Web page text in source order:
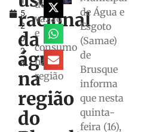
5,
2
0
2
4
racional
da
água
na
região
do
de
vazão
e
consumo
na
região
de Água e
Esgoto
(Samae)
de
Brusque
informa
que nesta
quinta-
feira (16),